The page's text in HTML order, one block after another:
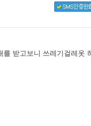
받고보니 쓰레기걸레옷